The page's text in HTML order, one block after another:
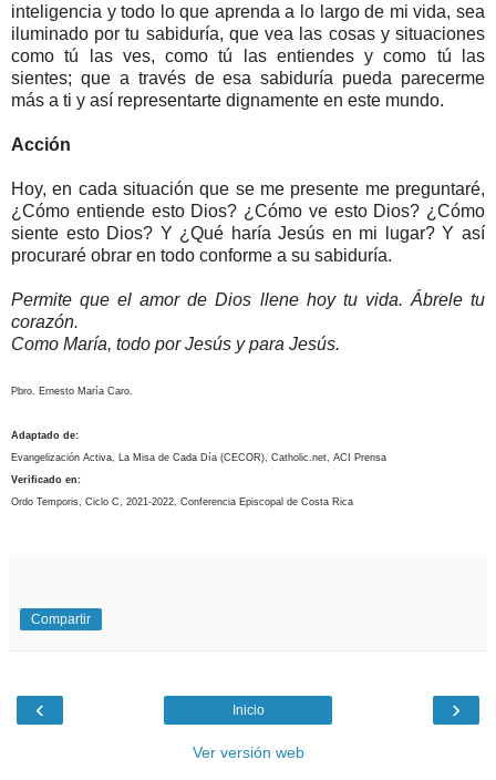
inteligencia y todo lo que aprenda a lo largo de mi vida, sea
iluminado por tu sabiduría, que vea las cosas y situaciones
como tú las ves, como tú las entiendes y como tú las
sientes; que a través de esa sabiduría pueda parecerme
más a ti y así representarte dignamente en este mundo.
Acción
Hoy, en cada situación que se me presente me preguntaré,
¿Cómo entiende esto Dios? ¿Cómo ve esto Dios? ¿Cómo
siente esto Dios? Y ¿Qué haría Jesús en mi lugar? Y así
procuraré obrar en todo conforme a su sabiduría.
Permite que el amor de Dios llene hoy tu vida. Ábrele tu
corazón.
Como María, todo por Jesús y para Jesús.
Pbro. Ernesto María Caro.
Adaptado de:
Evangelización Activa, La Misa de Cada Día (CECOR), Catholic.net, ACI Prensa
Verificado en:
Ordo Temporis, Ciclo C, 2021-2022, Conferencia Episcopal de Costa Rica
Compartir
‹ ›
Inicio
Ver versión web